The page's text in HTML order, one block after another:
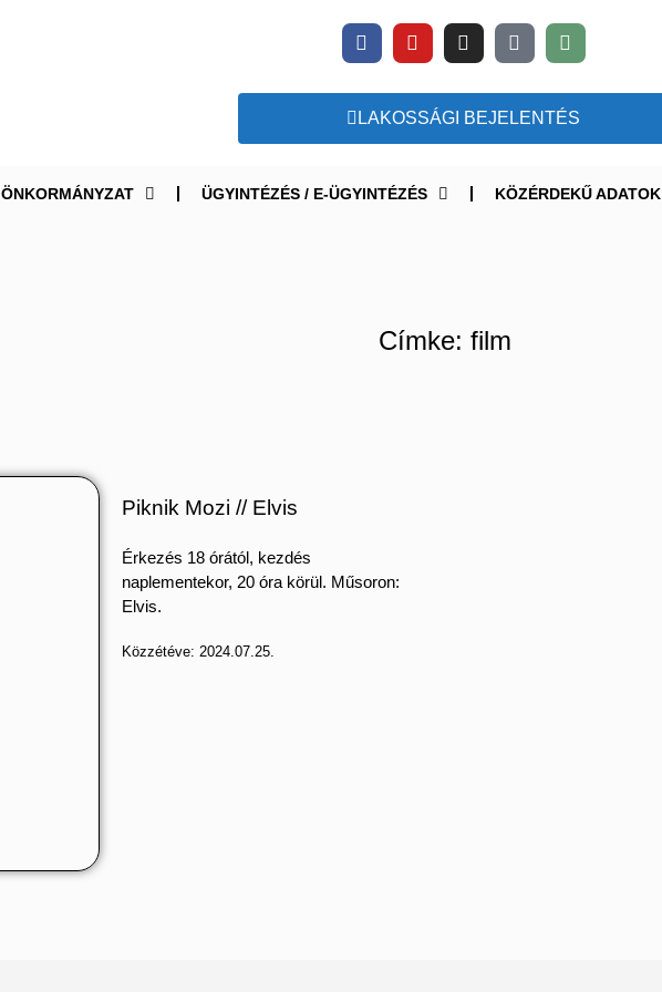
LAKOSSÁGI BEJELENTÉS
ÖNKORMÁNYZAT ÜGYINTÉZÉS / E-ÜGYINTÉZÉS KÖZÉRDEKŰ ADATOK
Címke: film
Piknik Mozi // Elvis
Érkezés 18 órától, kezdés
naplementekor, 20 óra körül. Műsoron:
Elvis.
Közzétéve:2024.07.25.